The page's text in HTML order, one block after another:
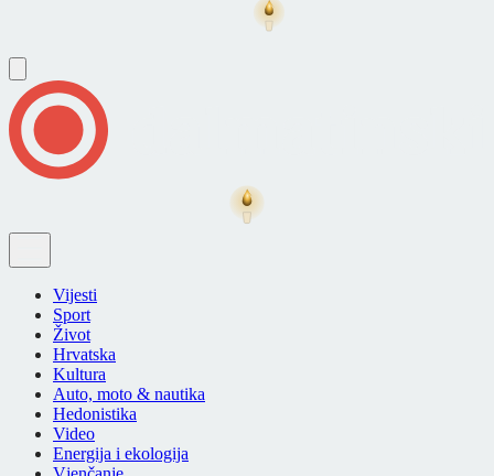
Vijesti
Sport
Život
Hrvatska
Kultura
Auto, moto & nautika
Hedonistika
Video
Energija i ekologija